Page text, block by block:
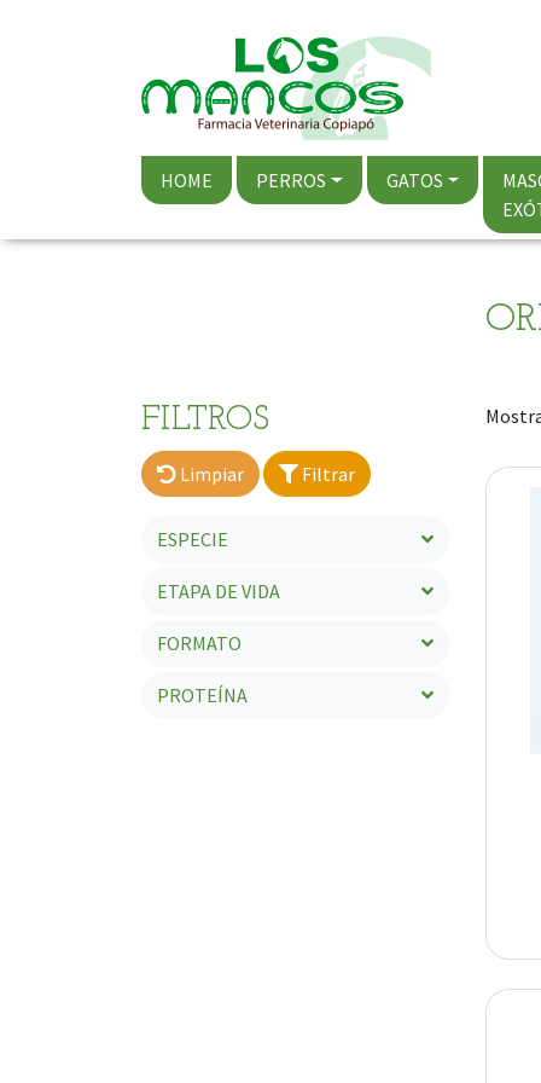
HOME PERROS GATOS
FILTROS
Limpiar Filtrar
ESPECIE
ETAPA DE VIDA
FORMATO
PROTEÍNA